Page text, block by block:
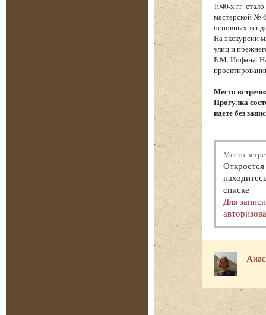
1940-х гг.
мастерской №
основных
На экскурсии
улиц и
Б.М. Иофана.
Место
Прогулка
идете без
Место
списке
Для